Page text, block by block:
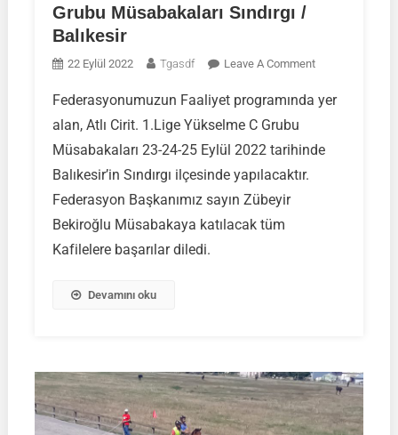
Grubu Müsabakaları Sındırgı /
Balıkesir
22 Eylül 2022 Tgasdf Leave A CommentOn
Cirit.
Yükselme
Federasyonumuzun Faaliyet programında yer
alan, Atlı Cirit. 1.Lige Yükselme C Grubu
Müsabakaları 23-24-25 Eylül 2022 tarihinde
Balıkesir’in Sındırgı ilçesinde yapılacaktır.
Federasyon Başkanımız sayın Zübeyir
Bekiroğlu Müsabakaya katılacak tüm
Kafilelere başarılar diledi.
Devamını oku